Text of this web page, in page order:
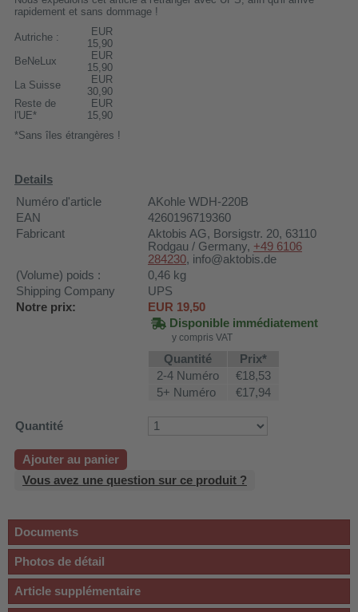
rapidement et sans dommage !
Autriche :
EUR
15,90
BeNeLux
EUR
15,90
La Suisse
EUR
30,90
Reste de
l'UE*
EUR
15,90
*Sans îles étrangères !
Details
Numéro d'article
AKohle WDH-220B
EAN
4260196719360
Fabricant
Aktobis AG, Borsigstr. 20, 63110
Rodgau / Germany, +49 6106
284230, info@aktobis.de
(Volume) poids :
0,46 kg
Shipping Company
UPS
Notre prix:
EUR 19,50
Disponible immédiatement
y compris VAT
Quantité
Prix*
2-4 Numéro
€18,53
5+ Numéro
€17,94
Quantité
Ajouter au panier
Vous avez une question sur ce produit ?
Documents
Photos de détail
Article supplémentaire